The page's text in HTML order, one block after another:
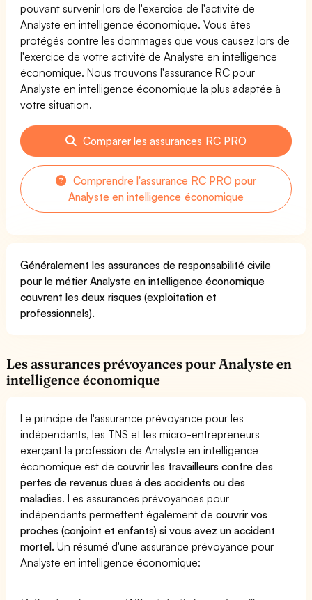
pouvant survenir lors de l'exercice de l'activité de
Analyste en intelligence économique. Vous êtes
protégés contre les dommages que vous causez lors de
l'exercice de votre activité de Analyste en intelligence
économique. Nous trouvons l'assurance RC pour
Analyste en intelligence économique la plus adaptée à
votre situation.
Comparer les assurances RC PRO
Comprendre l'assurance RC PRO pour
Analyste en intelligence économique
Généralement les assurances de responsabilité civile
pour le métier Analyste en intelligence économique
couvrent les deux risques (exploitation et
professionnels).
Les assurances prévoyances pour Analyste en
intelligence économique
Le principe de l'assurance prévoyance pour les
indépendants, les TNS et les micro-entrepreneurs
exerçant la profession de Analyste en intelligence
économique est decouvrir les travailleurs contre des
pertes de revenus dues à des accidents ou des
maladies. Les assurances prévoyances pour
indépendants permettent également decouvrir vos
proches (conjoint et enfants) si vous avez un accident
mortel. Un résumé d'une assurance prévoyance pour
Analyste en intelligence économique: